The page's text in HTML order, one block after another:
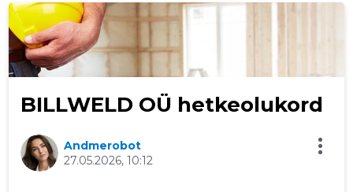
BILLWELD OÜ hetkeolukord
Andmerobot
27.05.2026, 10:12